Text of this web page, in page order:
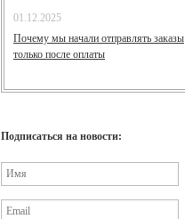
01.12.2025
Почему мы начали отправлять заказы
только после оплаты
Подписаться на новости: